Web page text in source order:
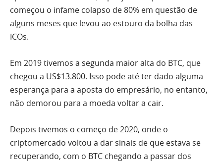
começou o infame colapso de 80% em questão de
alguns meses que levou ao estouro da bolha das
ICOs.
Em 2019 tivemos a segunda maior alta do BTC, que
chegou a US$13.800. Isso pode até ter dado alguma
esperança para a aposta do empresário, no entanto,
não demorou para a moeda voltar a cair.
Depois tivemos o começo de 2020, onde o
criptomercado voltou a dar sinais de que estava se
recuperando, com o BTC chegando a passar dos